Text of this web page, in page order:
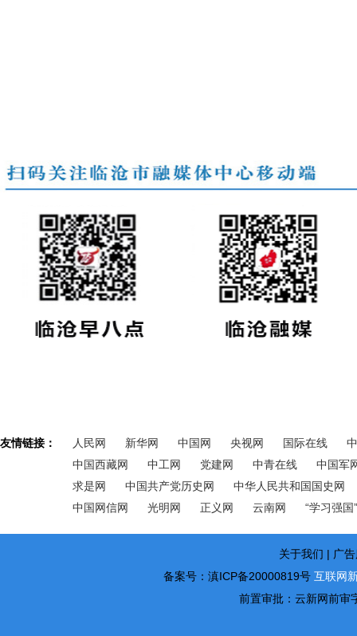
友情链接： 人民网 新华网 中国网 央视网 国际在线
中国西藏网
中工网 党建网 中青在线
中国军
求是网
中国共产党历史网
中华人民共和国国史网
中国网信网
光明网 正义网 云南网 “学习强
关于我们 | 广
备案号：滇ICP备20000819号 互联网
前置审批：云新网前审